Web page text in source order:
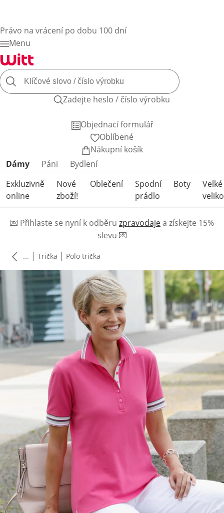
Právo na vrácení po dobu 100 dní
Menu
Zadejte heslo / číslo výrobku
Objednací formulář
Oblíbené
Nákupní košík
Přeskočit kategorie produktů
Dámy Páni
Bydlení
Exkluzivně
online
Nové
zboží!
Oblečení
Spodní
prádlo
Boty
Velké
💌 Přihlaste se nyní k odběru zpravodajea získejte 15%
slevu 💌
... | Trička | Polo trička